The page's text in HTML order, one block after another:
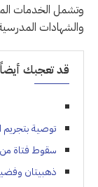
وتشمل الخدمات
والشهادات
قد تعجبك أيضاً
توصية بتجريم
سقوط فتاة من
ذهبيتان